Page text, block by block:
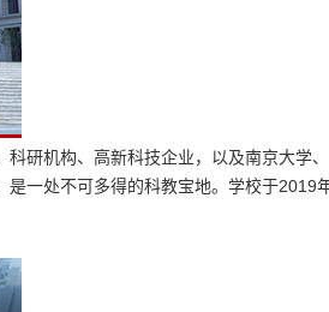
研机构、高新科技企业，以及南京大学
一处不可多得的科教宝地。学校于2019